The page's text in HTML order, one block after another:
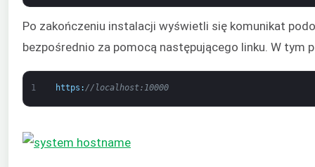
Po zakończeniu instalacji wyświetli się komunikat
bezpośrednio za pomocą następującego linku. W tym
1 https : //localhost:10000